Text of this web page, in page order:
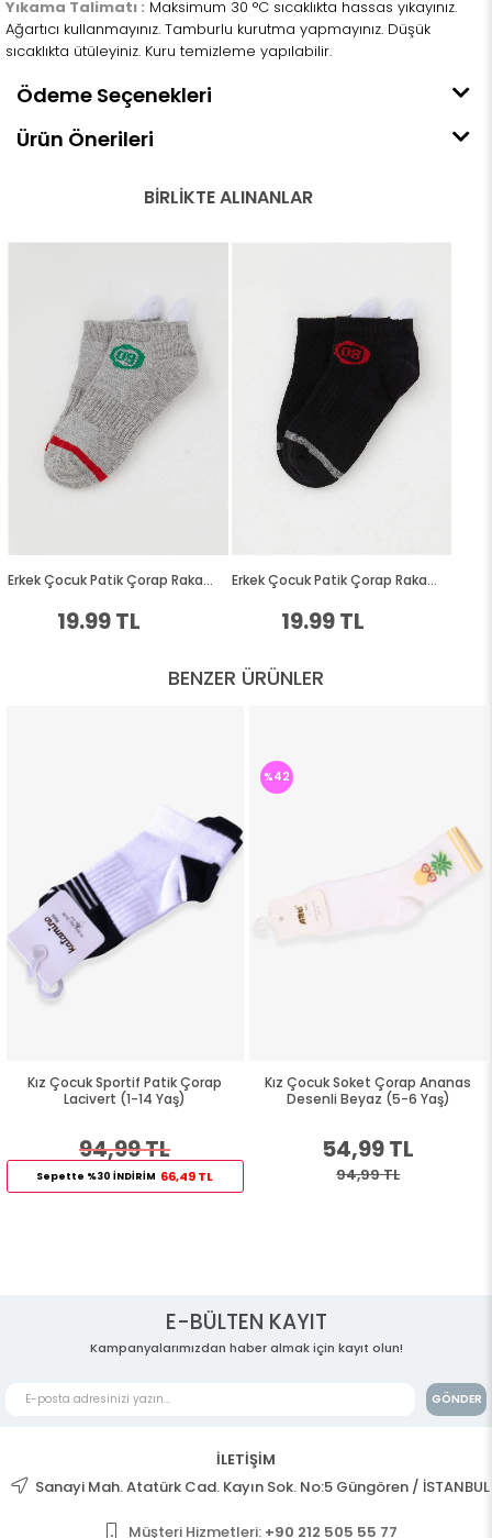
Yıkama Talimatı : Maksimum 30 °C sıcaklıkta hassas yıkayınız.
Ağartıcı kullanmayınız. Tamburlu kurutma yapmayınız. Düşük
sıcaklıkta ütüleyiniz. Kuru temizleme yapılabilir.
Ödeme Seçenekleri
Ürün Önerileri
BENZER ÜRÜNLER
Kız Çocuk Sportif Patik Çorap
Lacivert (1-14 Yaş)
94,99 TL
Sepette %30 İNDİRİM 66,49 TL
Kız Çocuk Soket Çorap Ananas
Desenli Beyaz (5-6 Yaş)
54,99 TL
94,99 TL
%42
E-BÜLTEN KAYIT
Kampanyalarımızdan haber almak için kayıt olun!
GÖNDER
İLETİŞİM
Sanayi Mah. Atatürk Cad. Kayın Sok. No:5 Güngören / İSTANBUL
Müşteri Hizmetleri: +90 212 505 55 77